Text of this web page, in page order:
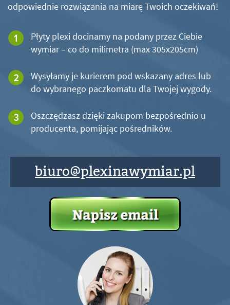
odpowiednie rozwiązania na miarę Twoich oczekiwań!
Płyty plexi docinamy na podany przez Ciebie
wymiar – co do milimetra (max 305x205cm)
Wysyłamy je kurierem pod wskazany adres lub
do wybranego paczkomatu dla Twojej wygody.
Oszczędzasz dzięki zakupom bezpośrednio u
producenta, pomijając pośredników.
biuro@plexinawymiar.pl